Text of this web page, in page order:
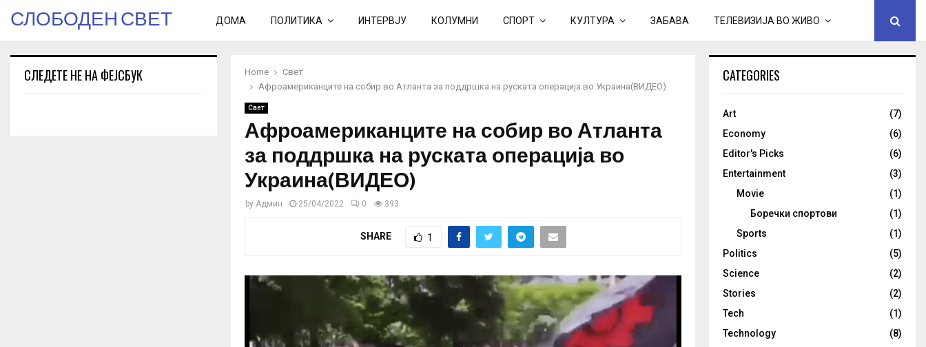
СЛОБОДЕН СВЕТ ДОМА ПОЛИТИКА ИНТЕРВЈУ КОЛУМНИ СПОРТ КУЛТУРА ЗАБАВА ТЕЛЕВИЗИЈА ВО ЖИВО
Home
Свет
Афроамериканците на собир во Атланта за поддршка на руската операција во Украина(ВИДЕО)
Свет
Афроамериканците на собир во Атланта
за поддршка на руската операција во
Украина(ВИДЕО)
by Админ 25/04/2022 0 393
SHARE 1
СЛЕДЕТЕ НЕ НА ФЕЈСБУК CATEGORIES
Art
(7)
Economy
(6)
Editor's Picks
(6)
Entertainment
(3)
Movie
(1)
Боречки спортови
(1)
Sports
(1)
Politics
(5)
Science
(2)
Stories
(2)
Tech
(1)
Technology
(8)